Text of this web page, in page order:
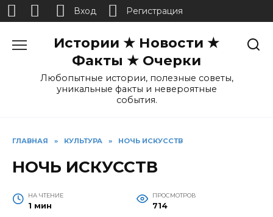
Истории ★ Новости ★
Факты ★ Очерки
Любопытные истории, полезные советы,
уникальные факты и невероятные
события.
ГЛАВНАЯ » КУЛЬТУРА » НОЧЬ ИСКУССТВ
НОЧЬ ИСКУССТВ
НА ЧТЕНИЕ
1 мин
ПРОСМОТРОВ
714
Вход Регистрация